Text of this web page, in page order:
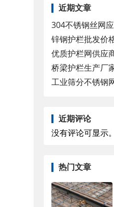
近期文章
304不锈钢丝网
锌钢护栏批发价
优质护栏网供应
桥梁护栏生产厂
工业筛分不锈钢
近期评论
没有评论可显示。
热门文章